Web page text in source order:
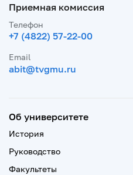
Приемная комиссия
Телефон
+7 (4822) 57-22-00
Email
abit@tvgmu.ru
Об университете
История
Руководство
Факультеты